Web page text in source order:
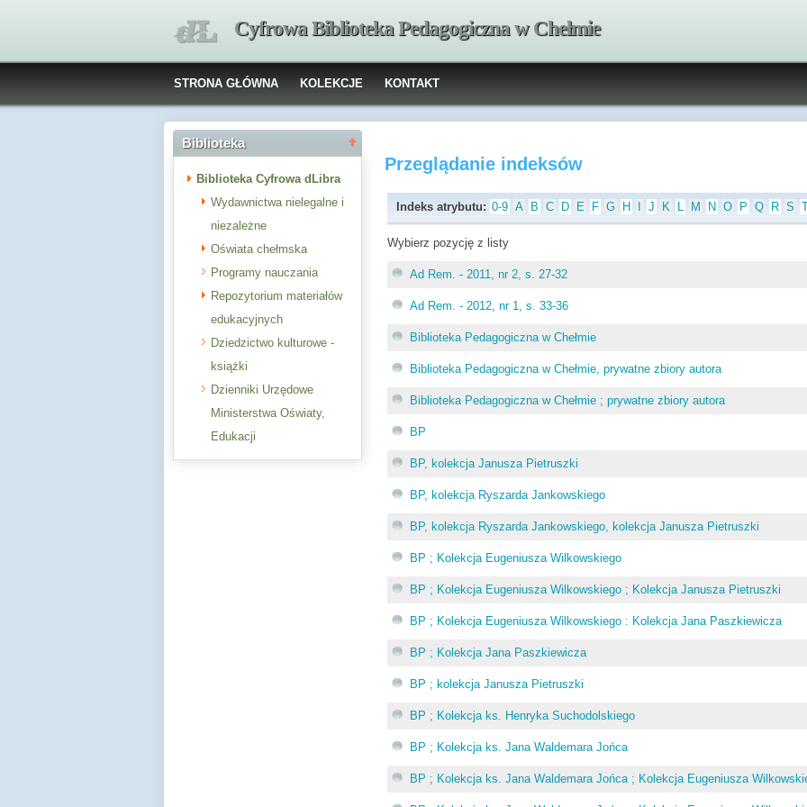
Cyfrowa Biblioteka Pedagogiczna w Chełmie
STRONA GŁÓWNA KOLEKCJE KONTAKT
Biblioteka
Biblioteka Cyfrowa dLibra
Wydawnictwa nielegalne i
niezależne
Oświata chełmska
Programy nauczania
Repozytorium materiałów
edukacyjnych
Dziedzictwo kulturowe -
książki
Dzienniki Urzędowe
Ministerstwa Oświaty,
Edukacji
Przeglądanie indeksów
Indeks atrybutu: 0-9 A B C D E F G H J K L M N O P Q R S
Wybierz pozycję z listy
Ad Rem. - 2011, nr 2, s. 27-32
Ad Rem. - 2012, nr 1, s. 33-36
Biblioteka Pedagogiczna w Chełmie
Biblioteka Pedagogiczna w Chełmie, prywatne zbiory autora
Biblioteka Pedagogiczna w Chełmie ; prywatne zbiory autora
BP
BP, kolekcja Janusza Pietruszki
BP, kolekcja Ryszarda Jankowskiego
BP, kolekcja Ryszarda Jankowskiego, kolekcja Janusza Pietruszki
BP ; Kolekcja Eugeniusza Wilkowskiego
BP ; Kolekcja Eugeniusza Wilkowskiego ; Kolekcja Janusza Pietruszki
BP ; Kolekcja Eugeniusza Wilkowskiego : Kolekcja Jana Paszkiewicza
BP ; Kolekcja Jana Paszkiewicza
BP ; kolekcja Janusza Pietruszki
BP ; Kolekcja ks. Henryka Suchodolskiego
BP ; Kolekcja ks. Jana Waldemara Jońca
BP ; Kolekcja ks. Jana Waldemara Jońca ; Kolekcja Eugeniusza